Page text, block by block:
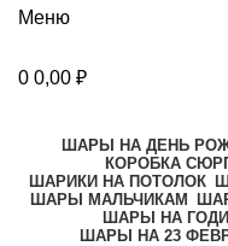
Меню
0 0,00 ₽
ШАРЫ НА ДЕНЬ
КОРОБКА
ШАРИКИ НА ПОТОЛОК
ШАРЫ МАЛЬЧИКАМ
ШАРЫ НА
ШАРЫ НА 23